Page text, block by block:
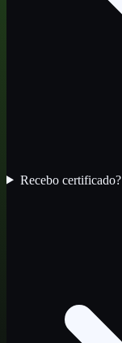
Recebo certificado?